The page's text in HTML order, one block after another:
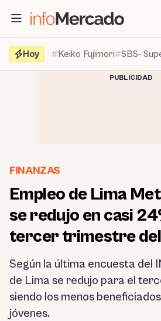
contenido
Hoy
Keiko Fujimori SBS-
PUBLICIDAD
FINANZAS
Empleo de Lima
se redujo en casi
tercer trimestre
Según la última encuesta del
de Lima se redujo para el
siendo los menos
jóvenes.